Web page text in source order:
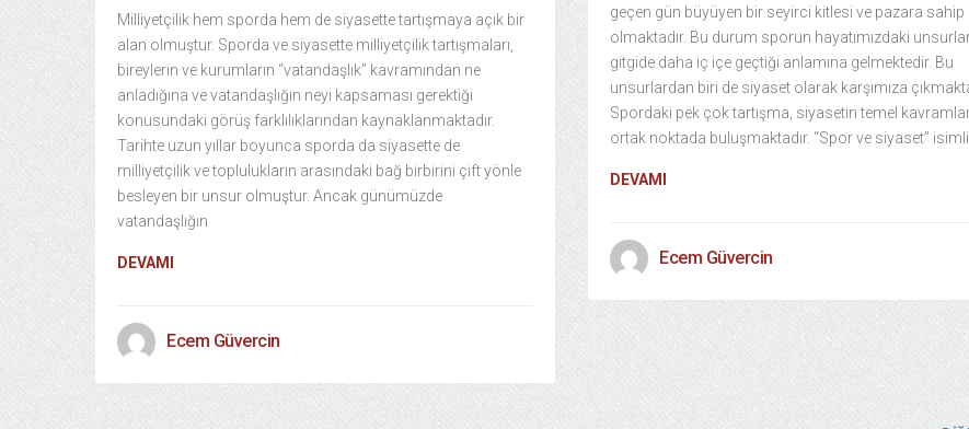
Milliyetçilik hem sporda hem de siyasette tartışmaya açık bir
alan olmuştur. Sporda ve siyasette milliyetçilik tartışmaları,
bireylerin ve kurumların “vatandaşlık” kavramından ne
anladığına ve vatandaşlığın neyi kapsaması gerektiği
konusundaki görüş farklılıklarından kaynaklanmaktadır.
Tarihte uzun yıllar boyunca sporda da siyasette de
milliyetçilik ve toplulukların arasındaki bağ birbirini çift yönle
besleyen bir unsur olmuştur. Ancak günümüzde
vatandaşlığın
DEVAMI
Ecem Güvercin
geçen gün büyüyen bir seyirci kitlesi ve pazara sahip
olmaktadır. Bu durum sporun hayatımızdaki
gitgide daha iç içe geçtiği anlamına gelmektedir. Bu
unsurlardan biri de siyaset olarak karşımıza
Spordaki pek çok tartışma, siyasetin temel
ortak noktada buluşmaktadır. “Spor ve siyaset” isimli
DEVAMI
Ecem Güvercin